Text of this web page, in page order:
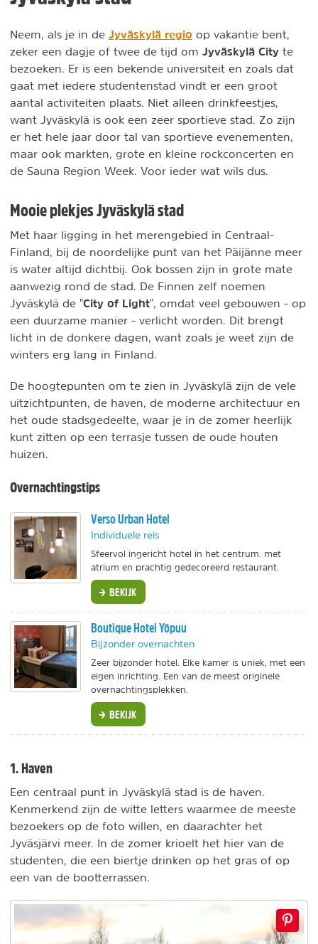
Neem, als je in de Jyväskylä regio op vakantie bent,
zeker een dagje of twee de tijd om Jyväskylä City te
bezoeken. Er is een bekende universiteit en zoals dat
gaat met iedere studentenstad vindt er een groot
aantal activiteiten plaats. Niet alleen drinkfeestjes,
want Jyväskylä is ook een zeer sportieve stad. Zo zijn
er het hele jaar door tal van sportieve evenementen,
maar ook markten, grote en kleine rockconcerten en
de Sauna Region Week. Voor ieder wat wils dus.
Mooie plekjes Jyväskylä stad
Met haar ligging in het merengebied in Centraal-
Finland, bij de noordelijke punt van het Päijänne meer
is water altijd dichtbij. Ook bossen zijn in grote mate
aanwezig rond de stad. De Finnen zelf noemen
Jyväskylä de "City of Light", omdat veel gebouwen - op
een duurzame manier - verlicht worden. Dit brengt
licht in de donkere dagen, want zoals je weet zijn de
winters erg lang in Finland.
De hoogtepunten om te zien in Jyväskylä zijn de vele
uitzichtpunten, de haven, de moderne architectuur en
het oude stadsgedeelte, waar je in de zomer heerlijk
kunt zitten op een terrasje tussen de oude houten
huizen.
Overnachtingstips
Verso Urban Hotel
Individuele reis
Sfeervol ingericht hotel in het centrum. met
atrium en prachtig gedecoreerd restaurant.
BEKIJK
Boutique Hotel Yöpuu
Bijzonder overnachten
Zeer bijzonder hotel. Elke kamer is uniek, met een
eigen inrichting. Een van de meest originele
overnachtingsplekken.
BEKIJK
1. Haven
Een centraal punt in Jyväskylä stad is de haven.
Kenmerkend zijn de witte letters waarmee de meeste
bezoekers op de foto willen, en daarachter het
Jyväsjärvi meer. In de zomer krioelt het hier van de
studenten, die een biertje drinken op het gras of op
een van de bootterrassen.